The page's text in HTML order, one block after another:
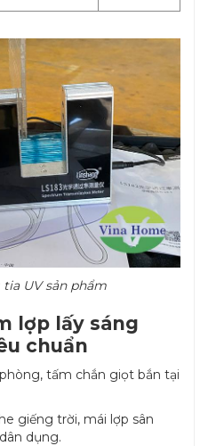
UV sản phẩm
lợp lấy sáng
chuẩn
tấm chắn giọt bắn tại
giếng trời, mái lợp sân
dụng.